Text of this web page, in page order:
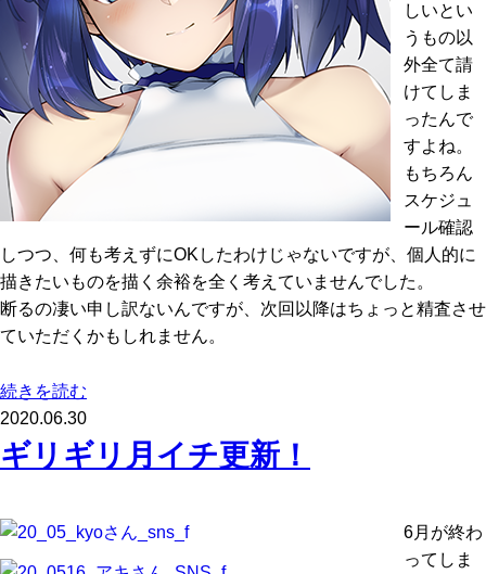
しいとい
うもの以
外全て請
けてしま
ったんで
すよね。
もちろん
スケジュ
ール確認
しつつ、何も考えずにOKしたわけじゃないですが、個人的に
描きたいものを描く余裕を全く考えていませんでした。
断るの凄い申し訳ないんですが、次回以降はちょっと精査させ
ていただくかもしれません。
続きを読む
2020.06.30
ギリギリ月イチ更新！
6月が終わ
ってしま